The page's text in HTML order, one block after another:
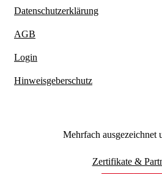
Datenschutzerklärung
AGB
Login
Hinweisgeberschutz
Mehrfach ausgezeichnet
Zertifikate &